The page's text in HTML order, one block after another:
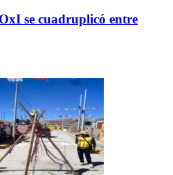
se cuadruplicó entre